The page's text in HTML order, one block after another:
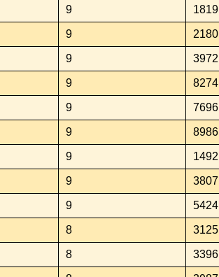
9 1819
9 2180
9 3972
9 8274
9 7696
9 8986
9 1492
9 3807
9 5424
8 3125
8 3396